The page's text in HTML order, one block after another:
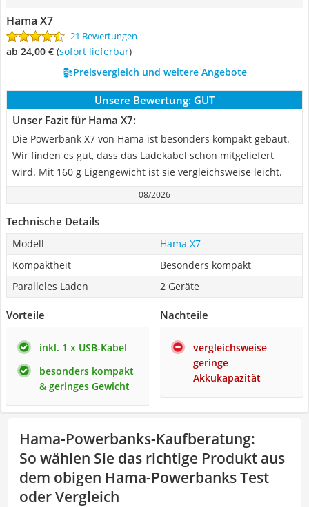
Hama X7
21 Bewertungen
ab 24,00 € ( Sofort lieferbar)
Preisvergleich und weitere Angebote
Unsere Bewertung: GUT
Unser Fazit für Hama X7:
Die Powerbank X7 von Hama ist besonders kompakt gebaut.
Wir finden es gut, dass das Ladekabel schon mitgeliefert
wird. Mit 160 g Eigengewicht ist sie vergleichsweise leicht.
08/2026
Technische Details
Modell
Hama X7
Kompaktheit
Besonders kompakt
Paralleles Laden
2 Geräte
Vorteile
inkl. 1 x USB-Kabel
besonders kompakt
& geringes Gewicht
Nachteile
vergleichsweise
geringe
Akkukapazität
Hama-Powerbanks-Kaufberatung:
So wählen Sie das richtige Produkt aus
dem obigen Hama-Powerbanks Test
oder Vergleich